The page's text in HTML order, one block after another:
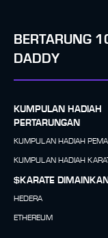
BERTARUNG
DADDY
KUMPULAN HADIAH
PERTARUNGAN
KUMPULAN HADIAH
KUMPULAN HADIAH
$KARATE DIMAINKAN
HEDERA
ETHEREUM